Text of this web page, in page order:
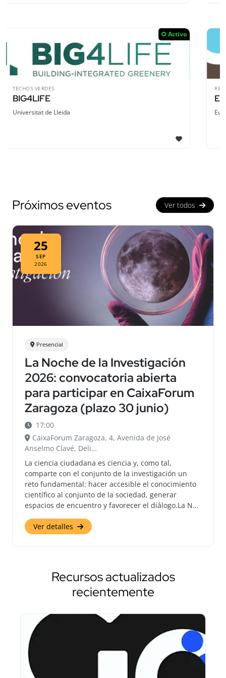
Activo
RED EUROPEA
European Citizen Science (ECS)
European Citizen Science Association (ECSA)
Próximos eventos Ver todos
25
SEP
2026
Presencial
La Noche de la Investigación
2026: convocatoria abierta
para participar en CaixaForum
Zaragoza (plazo 30 junio)
17:00
CaixaForum Zaragoza, 4, Avenida de José
Anselmo Clavé, Deli…
La ciencia ciudadana es ciencia y, como tal,
comparte con el conjunto de la investigación un
reto fundamental: hacer accesible el conocimiento
científico al conjunto de la sociedad, generar
espacios de encuentro y favorecer el diálogo.La N…
Ver detalles
Recursos actualizados
recientemente